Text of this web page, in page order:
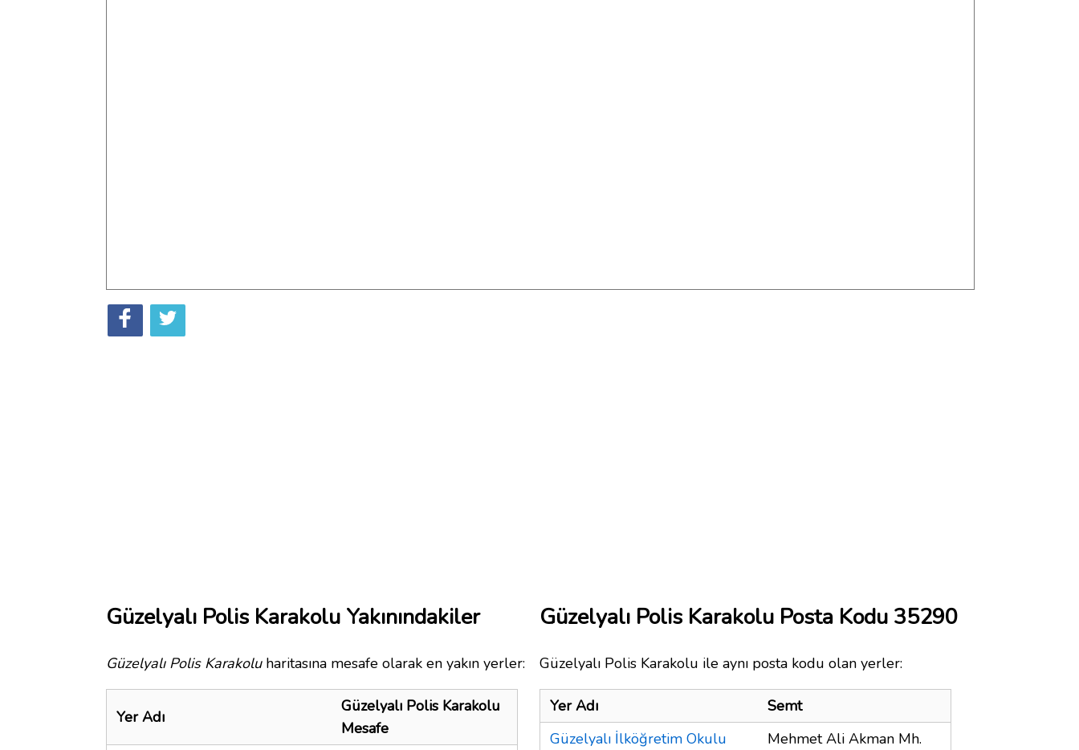
Güzelyalı Polis Karakolu Yakınındakiler
Güzelyalı Polis Karakoluharitasına mesafe olarak en yakın yerler:
Yer Adı
Güzelyalı Polis Karakolu
Mesafe
Güzelyalı Polis Karakolu Posta Kodu 35290
Güzelyalı Polis Karakolu ile aynı posta kodu olan yerler:
Yer Adı
Semt
Güzelyalı İlköğretim Okulu
Mehmet Ali Akman Mh.